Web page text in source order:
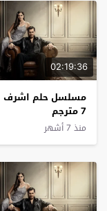
02:19:36
مسلسل حلم اشرف
7 مترجم
منذ 7 أشهر